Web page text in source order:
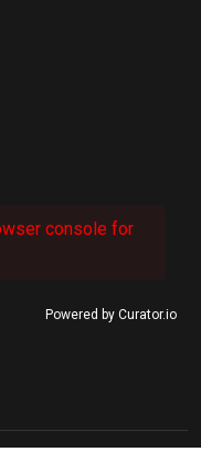
console for
Powered by Curator.io